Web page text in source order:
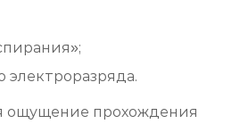
электроразряда.
ощущение прохождения